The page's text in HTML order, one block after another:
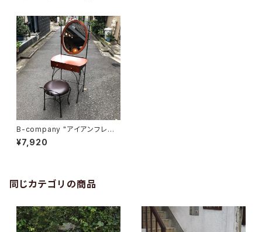
B-company "アイアンフレー
ムドレッサー"
¥7,920
同じカテゴリの商品